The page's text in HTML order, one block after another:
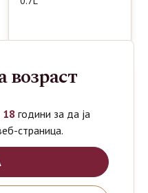
возраст
18 години за да ја
страница.